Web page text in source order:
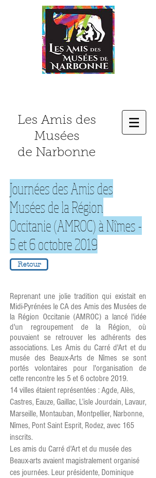
Les Amis des
Musées
de Narbonne
Journées des Amis des
Musées de la Région
Occitanie (AMROC) à Nîmes -
5 et 6 octobre 2019
Retour
Reprenant une jolie tradition qui existait en
Midi-Pyrénées le CA des Amis des Musées de
la Région Occitanie (AMROC) a lancé l'idée
d'un regroupement de la Région, où
pouvaient se retrouver les adhérents des
associations. Les Amis du Carré d'Art et du
musée des Beaux-Arts de Nîmes se sont
portés volontaires pour l'organisation de
cette rencontre les 5 et 6 octobre 2019.
14 villes étaient représentées : Agde, Alès,
Castres, Eauze, Gaillac, L’isle Jourdain, Lavaur,
Marseille, Montauban, Montpellier, Narbonne,
Nîmes, Pont Saint Esprit, Rodez, avec 165
inscrits.
Les amis du Carré d'Art et du musée des
Beaux-arts avaient magistralement organisé
ces journées. Leur présidente, Dominique